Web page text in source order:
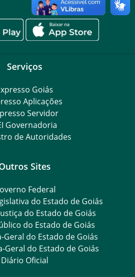
Serviços
Goiás
Aplicações
Servidor
Governadoria
de Autoridades
Sites
Federal
do Estado de Goiás
do Estado de Goiás
do Estado de Goiás
do Estado de Goiás
Geral do Estado de Goiás
Diário Oficial